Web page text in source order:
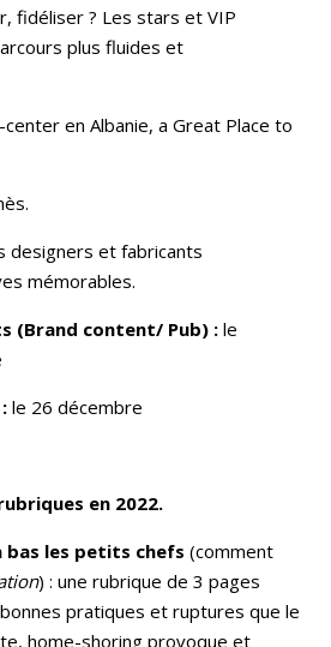
fidéliser ? Les stars et VIP
plus fluides et
center en Albanie, a Great Place to
designers et fabricants
mémorables.
(Brand content/ Pub) :le
le 26 décembre
en 2022.
bas les petits chefs (comment
) : une rubrique de 3 pages
pratiques et ruptures que le
home-shoring provoque et